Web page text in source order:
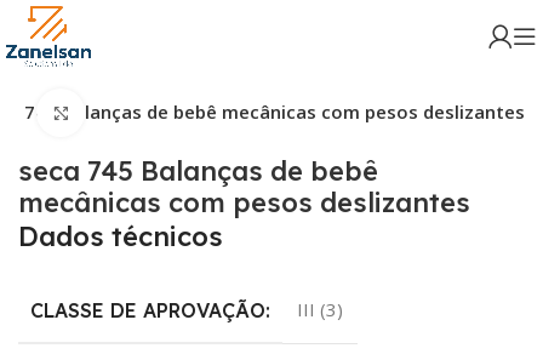
745 Balanças de bebê mecânicas com pesos deslizantes
Click para aumentar
seca 745 Balanças de bebê
mecânicas com pesos deslizantes
Dados técnicos
CLASSE DE APROVAÇÃO: III (3)